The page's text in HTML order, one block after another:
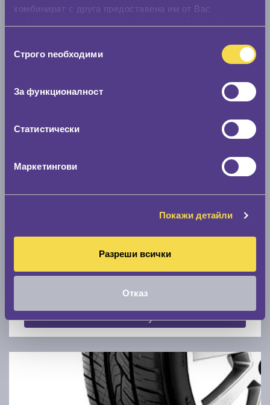
комбинират с друга предоставена им от Вас
наСтрого nеобходими
За функционалност
Статистически
Маркетингови
Покажи детайли
Разреши всички
Отказ
Стар размер
0 мм.
Скоростомер при 100
По марка автомобил